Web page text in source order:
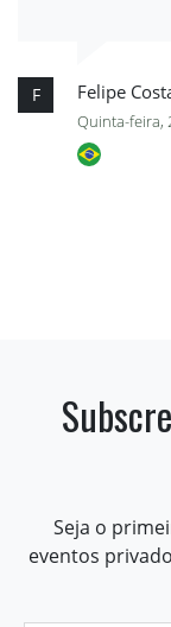
F Felipe
Quinta-feira,
Seja o
eventos